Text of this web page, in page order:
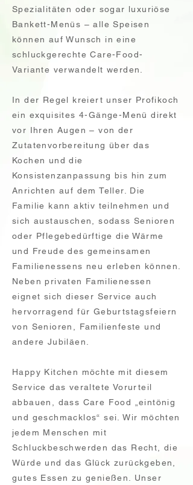
Spezialitäten oder sogar luxuriöse
Bankett-Menüs – alle Speisen
können auf Wunsch in eine
schluckgerechte Care-Food-
Variante verwandelt werden.
In der Regel kreiert unser Profikoch
ein exquisites 4-Gänge-Menü direkt
vor Ihren Augen – von der
Zutatenvorbereitung über das
Kochen und die
Konsistenzanpassung bis hin zum
Anrichten auf dem Teller. Die
Familie kann aktiv teilnehmen und
sich austauschen, sodass Senioren
oder Pflegebedürftige die Wärme
und Freude des gemeinsamen
Familienessens neu erleben können.
Neben privaten Familienessen
eignet sich dieser Service auch
hervorragend für Geburtstagsfeiern
von Senioren, Familienfeste und
andere Jubiläen.
Happy Kitchen möchte mit diesem
Service das veraltete Vorurteil
abbauen, dass Care Food „eintönig
und geschmacklos“ sei. Wir möchten
jedem Menschen mit
Schluckbeschwerden das Recht, die
Würde und das Glück zurückgeben,
gutes Essen zu genießen. Unser